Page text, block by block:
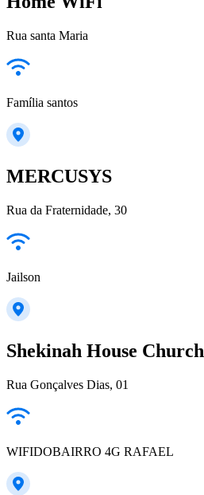
Rua santa Maria
Família santos
MERCUSYS
Rua da Fraternidade, 30
Jailson
Shekinah House Church
Rua Gonçalves Dias, 01
WIFIDOBAIRRO 4G RAFAEL